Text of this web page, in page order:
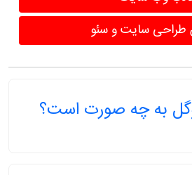
طراحی سایت و سئو
به چه صورت است؟